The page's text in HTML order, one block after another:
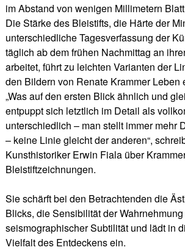
im Abstand von wenigen Millimetern
Die Stärke des Bleistifts, die Härte der
unterschiedliche Tagesverfassung der
täglich ab dem frühen Nachmittag an
arbeitet, führt zu leichten Varianten der
den Bildern von Renate Krammer Leben
„Was auf den ersten Blick ähnlich und
entpuppt sich letztlich im Detail als
unterschiedlich – man stellt immer mehr
– keine Linie gleicht der anderen“,
Kunsthistoriker Erwin Fiala über
Bleistiftzeichnungen.
Sie schärft bei den Betrachtenden die
Blicks, die Sensibilität der
seismographischer Subtilität und lädt in
Vielfalt des Entdeckens ein.